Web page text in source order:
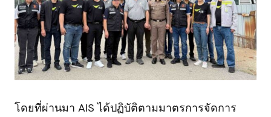
โดยที่ผ่านมา AIS ได้ปฏิบัติตามมาตรการจัดการ